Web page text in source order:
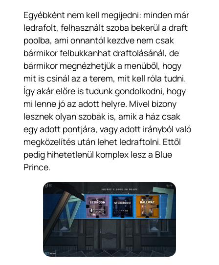
Egyébként nem kell megijedni: minden már
ledrafolt, felhasznált szoba bekerül a draft
poolba, ami onnantól kezdve nem csak
bármikor felbukkanhat draftolásánál, de
bármikor megnézhetjük a menüből, hogy
mit is csinál az a terem, mit kell róla tudni.
Így akár előre is tudunk gondolkodni, hogy
mi lenne jó az adott helyre. Mivel bizony
lesznek olyan szobák is, amik a ház csak
egy adott pontjára, vagy adott irányból való
megközelítés után lehet ledraftolni. Ettől
pedig hihetetlenül komplex lesz a Blue
Prince.